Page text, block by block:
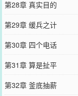
第28章 真实目的
第29章 缓兵之计
第30章 四个电话
第31章 算是扯平
第32章 釜底抽薪